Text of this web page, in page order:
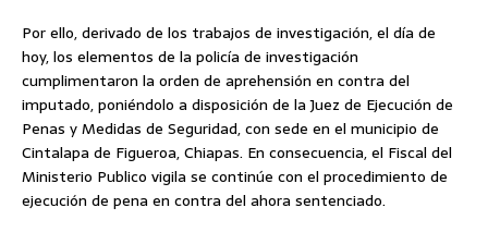
Por ello, derivado de los trabajos de investigación, el día de
hoy, los elementos de la policía de investigación
cumplimentaron la orden de aprehensión en contra del
imputado, poniéndolo a disposición de la Juez de Ejecución de
Penas y Medidas de Seguridad, con sede en el municipio de
Cintalapa de Figueroa, Chiapas. En consecuencia, el Fiscal del
Ministerio Publico vigila se continúe con el procedimiento de
ejecución de pena en contra del ahora sentenciado.